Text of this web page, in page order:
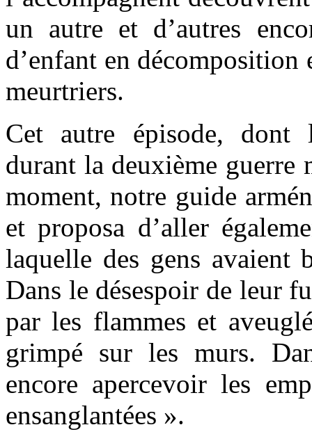
un autre et d’autres
d’enfant en décomposition
meurtriers.
Cet autre épisode, dont
durant la deuxième
moment, notre guide
et proposa d’aller
laquelle des gens avaient
Dans le désespoir de leur
par les flammes et
grimpé sur les murs.
encore apercevoir les
ensanglantées ».